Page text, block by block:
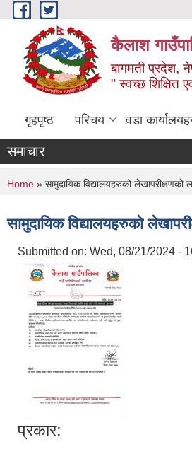
Skip to main content
कैलाश
बागमती प्रदेश,
" स्वच्छ शिक्षित
गृहपृष्ठ परिचय वडा
समाचार
You are here
Home » सामुदायिक विद्यालयहरुको लेखापरीक्षणको
सामुदायिक विद्यालयहरुको
Submitted on: Wed, 08/21/2024 -
प्रकार: